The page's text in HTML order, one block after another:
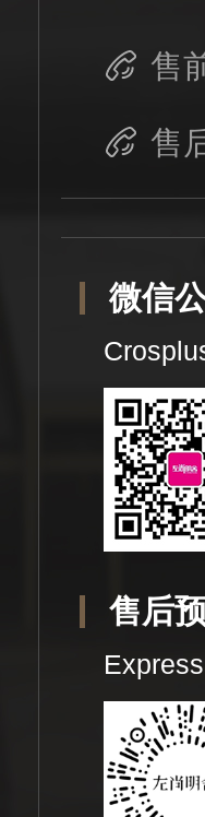
售
售
微信
售后
Express